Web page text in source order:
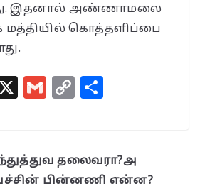
இதனால் அண்ணாமலை
மத்தியில் கொத்தளிப்பை
X
G
l
C
y
Li
r
e
தலைவரா?அ
பின்னணி என்ன?